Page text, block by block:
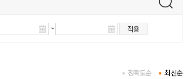
~ 적용
최신순
정확도순